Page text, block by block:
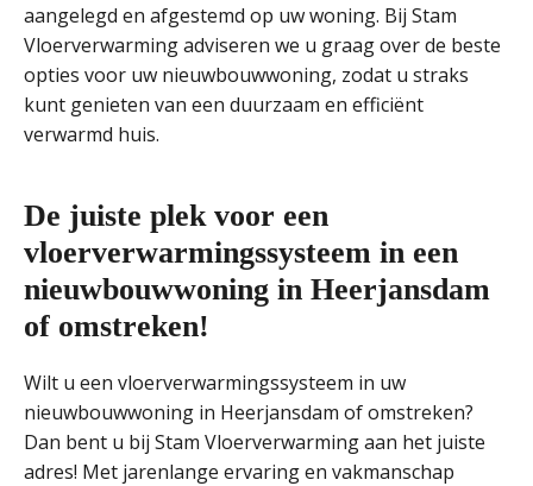
aangelegd en afgestemd op uw woning. Bij Stam
Vloerverwarming adviseren we u graag over de beste
opties voor uw nieuwbouwwoning, zodat u straks
kunt genieten van een duurzaam en efficiënt
verwarmd huis.
De juiste plek voor een
vloerverwarmingssysteem in een
nieuwbouwwoning in Heerjansdam
of omstreken!
Wilt u een vloerverwarmingssysteem in uw
nieuwbouwwoning in Heerjansdam of omstreken?
Dan bent u bij Stam Vloerverwarming aan het juiste
adres! Met jarenlange ervaring en vakmanschap